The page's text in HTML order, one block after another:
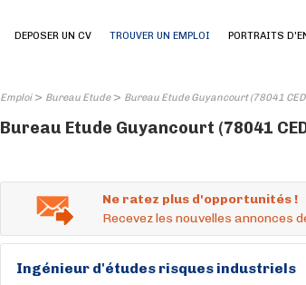
DEPOSER UN CV TROUVER UN EMPLOI PORTRAITS
Emploi> Bureau Etude> Bureau Etude Guyancourt (78041
Bureau Etude Guyancourt (78041
Ne ratez plus d'opportunités !
Recevez les nouvelles annonces
Ingénieur d'études risques industriels